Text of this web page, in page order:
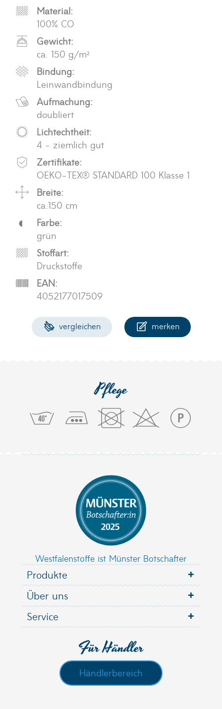
Material:
100% CO
Gewicht:
ca. 150 g/m²
Bindung:
Leinwandbindung
Aufmachung:
doubliert
Lichtechtheit:
4 - ziemlich gut
Zertifikate:
OEKO-TEX® STANDARD 100 Klasse 1
Breite:
ca.150 cm
Farbe:
grün
Stoffart:
Druckstoffe
EAN:
4052177017509
vergleichen merken
Pflege
Westfalenstoffe ist Münster Botschafter
Produkte
Über uns
Service
Für Händler
Händlerbereich